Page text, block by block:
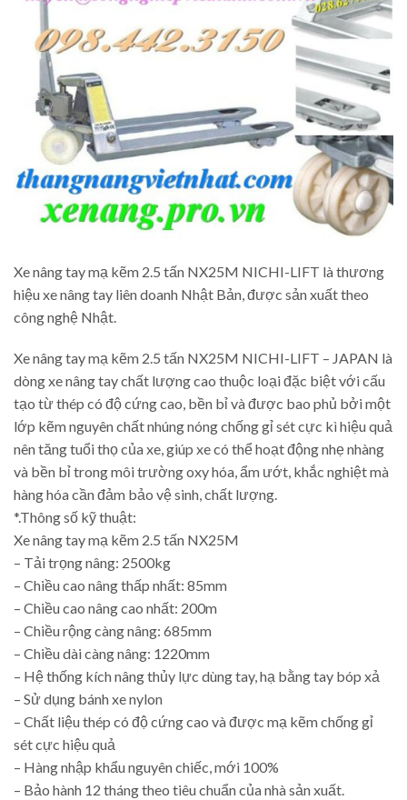
Xe nâng tay mạ kẽm 2.5 tấn NX25M NICHI-LIFT là thương
hiệu xe nâng tay liên doanh Nhật Bản, được sản xuất theo
công nghệ Nhật.
Xe nâng tay mạ kẽm 2.5 tấn NX25M NICHI-LIFT – JAPAN là
dòng xe nâng tay chất lượng cao thuộc loại đặc biệt với cấu
tạo từ thép có độ cứng cao, bền bỉ và được bao phủ bởi một
lớp kẽm nguyên chất nhúng nóng chống gỉ sét cực kì hiệu quả
nên tăng tuổi thọ của xe, giúp xe có thể hoạt động nhẹ nhàng
và bền bỉ trong môi trường oxy hóa, ẩm ướt, khắc nghiệt mà
hàng hóa cần đảm bảo vệ sinh, chất lượng.
*.Thông số kỹ thuật:
Xe nâng tay mạ kẽm 2.5 tấn NX25M
– Tải trọng nâng: 2500kg
– Chiều cao nâng thấp nhất: 85mm
– Chiều cao nâng cao nhất: 200m
– Chiều rộng càng nâng: 685mm
– Chiều dài càng nâng: 1220mm
– Hệ thống kích nâng thủy lực dùng tay, hạ bằng tay bóp xả
– Sử dụng bánh xe nylon
– Chất liệu thép có độ cứng cao và được mạ kẽm chống gỉ
sét cực hiệu quả
– Hàng nhập khẩu nguyên chiếc, mới 100%
– Bảo hành 12 tháng theo tiêu chuẩn của nhà sản xuất.